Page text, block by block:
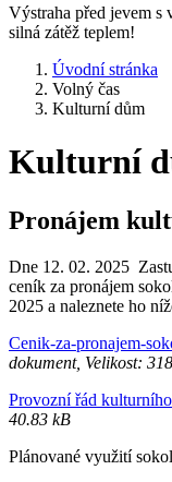
Výstraha před jevem s
silná zátěž teplem!
Úvodní stránka
Volný čas
Kulturní dům
Kulturní
Pronájem
Dne 12. 02. 2025
ceník za pronájem
2025 a naleznete ho
Cenik-za-pronajem-
dokument, Velikost:
Provozní řád
40.83 kB
Plánované využití